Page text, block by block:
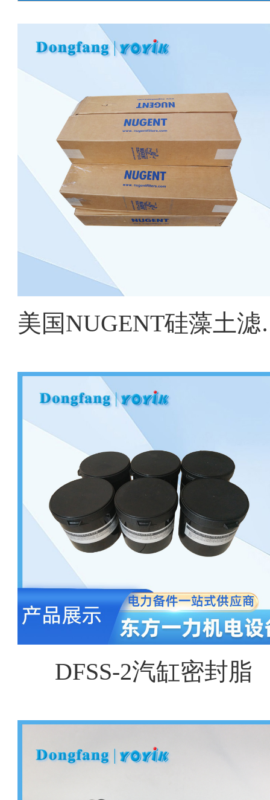
美国
DFSS-2汽缸密封脂